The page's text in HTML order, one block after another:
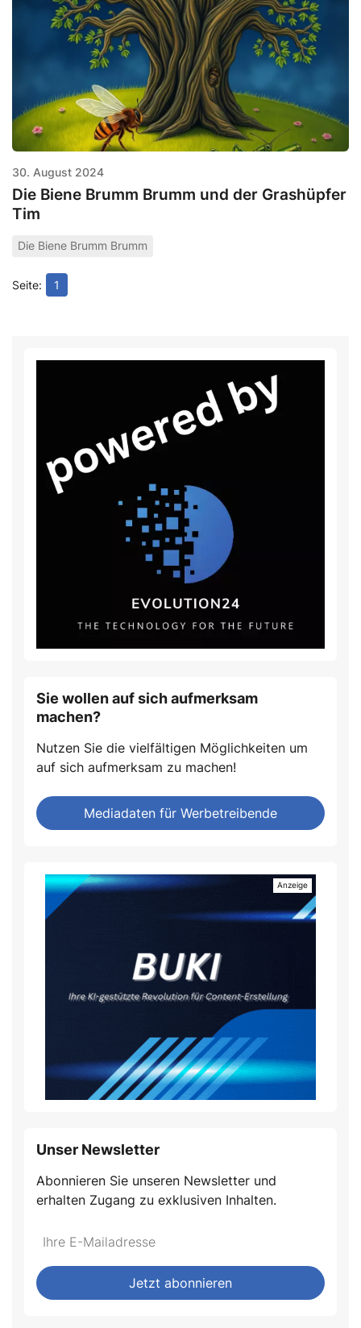
30. August 2024
Die Biene Brumm Brumm und der Grashüpfer
Tim
Die Biene Brumm Brumm
1
Sie wollen auf sich aufmerksam
machen?
Nutzen Sie die vielfältigen Möglichkeiten um
auf sich aufmerksam zu machen!
Mediadaten für Werbetreibende
Unser Newsletter
Abonnieren Sie unseren Newsletter und
erhalten Zugang zu exklusiven Inhalten.
Jetzt abonnieren